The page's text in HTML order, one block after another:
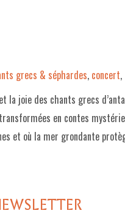
grecs & séphardes, concert,
la joie des chants grecs
en contes
et où la mer grondante